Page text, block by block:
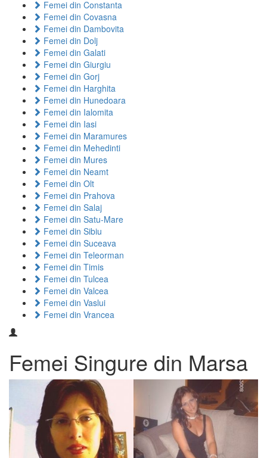
Femei din Constanta
Femei din Covasna
Femei din Dambovita
Femei din Dolj
Femei din Galati
Femei din Giurgiu
Femei din Gorj
Femei din Harghita
Femei din Hunedoara
Femei din Ialomita
Femei din Iasi
Femei din Maramures
Femei din Mehedinti
Femei din Mures
Femei din Neamt
Femei din Olt
Femei din Prahova
Femei din Salaj
Femei din Satu-Mare
Femei din Sibiu
Femei din Suceava
Femei din Teleorman
Femei din Timis
Femei din Tulcea
Femei din Valcea
Femei din Vaslui
Femei din Vrancea
Femei Singure din Marsa